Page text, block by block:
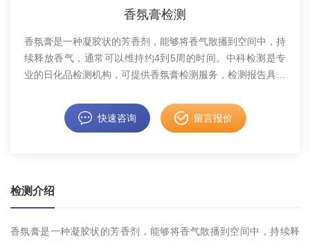
香氛膏检测
香氛膏是一种凝胶状的芳香剂，能够将香气散播到空间中，持
续释放香气，通常可以维持约4到5周的时间。中科检测是专
业的日化品检测机构，可提供香氛膏检测服务，检测报告具备
快速咨询 留言报价
检测介绍
香氛膏是一种凝胶状的芳香剂，能够将香气散播到空间中，持续释